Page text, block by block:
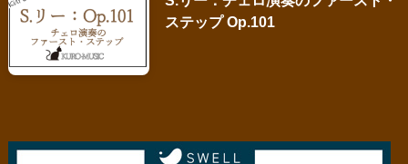
ステップ Op.101